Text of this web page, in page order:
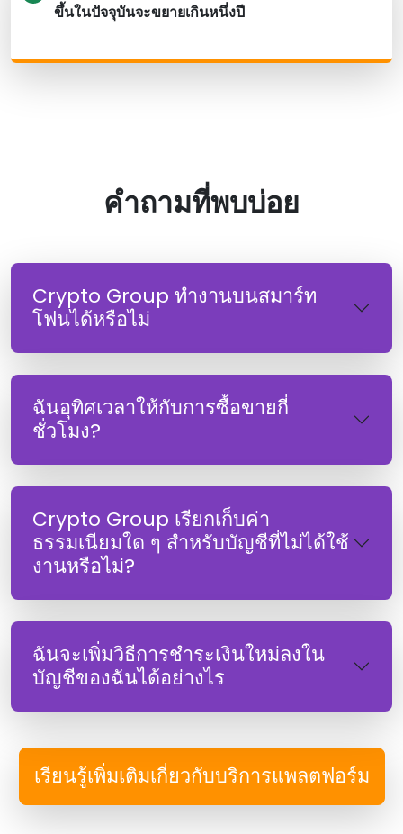
ขึ้นในปัจจุบันจะขยายเกินหนึ่งปี
คําถามที่พบบ่อย
Crypto Group ทํางานบนสมาร์ท
โฟนได้หรือไม่
ฉันอุทิศเวลาให้กับการซื้อขายกี่
ชั่วโมง?
Crypto Group เรียกเก็บค่า
ธรรมเนียมใด ๆ สําหรับบัญชีที่ไม่ได้ใช้
งานหรือไม่?
ฉันจะเพิ่มวิธีการชําระเงินใหม่ลงใน
บัญชีของฉันได้อย่างไร
เรียนรู้เพิ่มเติมเกี่ยวกับบริการแพลตฟอร์ม